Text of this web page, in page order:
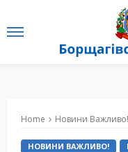
Home Новини Важливо!
НОВИНИ ВАЖЛИВО!